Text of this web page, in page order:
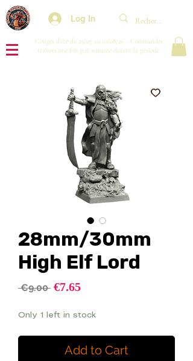
Log In
Congés d'été du 29/07 au 10/08/26 : Commandes
traitées une fois par semaine durant la période.
28mm/30mm
High Elf Lord
€9.00 Regular
€7.65
Only 1 left in stock
Add to Cart